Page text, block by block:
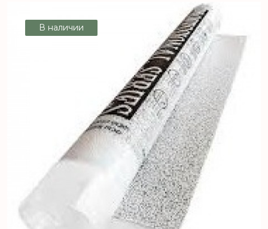
В наличии